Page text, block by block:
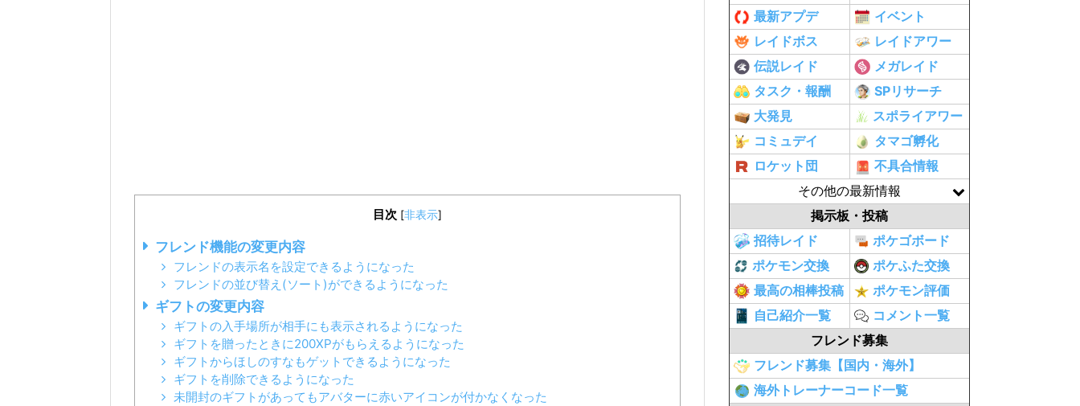
目次 [非表示]
フレンド機能の変更内容
フレンドの表示名を設定できるようになった
フレンドの並び替え(ソート)ができるようになった
ギフトの変更内容
ギフトの入手場所が相手にも表示されるようになった
ギフトを贈ったときに200XPがもらえるようになった
ギフトからほしのすなもゲットできるようになった
ギフトを削除できるようになった
未開封のギフトがあってもアバターに赤いアイコンが付かなくなった
最新アプデ
イベント
レイドボス
レイドアワー
伝説レイド
メガレイド
タスク・報酬
SPリサーチ
大発見
スポライアワー
コミュデイ
タマゴ孵化
ロケット団
不具合情報
その他の最新情報
掲示板・投稿
招待レイド
ポケゴボード
ポケモン交換
ポケふた交換
最高の相棒投稿
ポケモン評価
自己紹介一覧
コメント一覧
フレンド募集
フレンド募集【国内・海外】
海外トレーナーコード一覧